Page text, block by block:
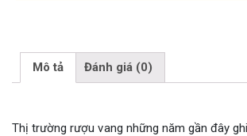
Mô tả Đánh giá (0)
Thị trường rượu vang những năm gần đây